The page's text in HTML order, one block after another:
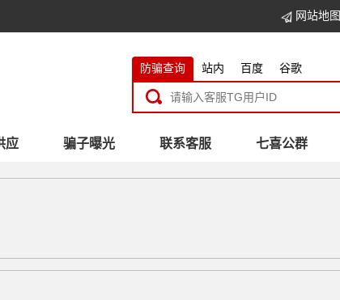
网站地图
防骗查询 站内 百度 谷歌
应 骗子曝光 联系客服 七喜公群